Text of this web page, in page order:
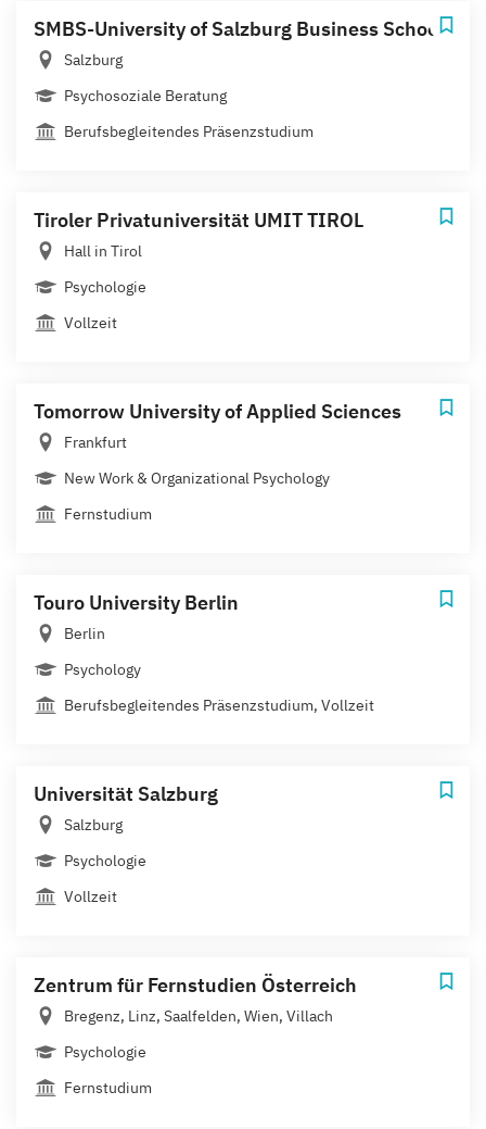
SMBS-University of Salzburg Business School
Salzburg
Psychosoziale Beratung
Berufsbegleitendes Präsenzstudium
Tiroler Privatuniversität UMIT TIROL
Hall in Tirol
Psychologie
Vollzeit
Tomorrow University of Applied Sciences
Frankfurt
New Work & Organizational Psychology
Fernstudium
Touro University Berlin
Berlin
Psychology
Berufsbegleitendes Präsenzstudium, Vollzeit
Universität Salzburg
Salzburg
Psychologie
Vollzeit
Zentrum für Fernstudien Österreich
Bregenz, Linz, Saalfelden, Wien, Villach
Psychologie
Fernstudium